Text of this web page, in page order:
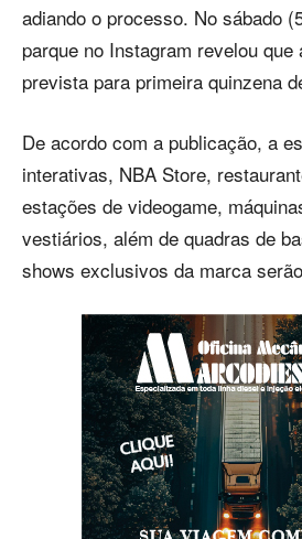
adiando o processo. No sábado
parque no Instagram revelou
prevista para primeira quinzena
De acordo com a publicação, a
interativas, NBA Store,
estações de videogame,
vestiários, além de quadras de
shows exclusivos da marca